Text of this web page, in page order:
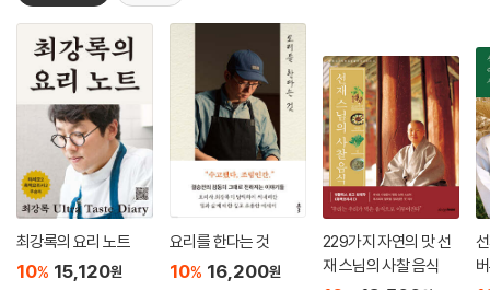
최강록의 요리 노트
10% 15,120원
요리를 한다는 것
10% 16,200원
229가지 자연의 맛 선
재 스님의 사찰 음식